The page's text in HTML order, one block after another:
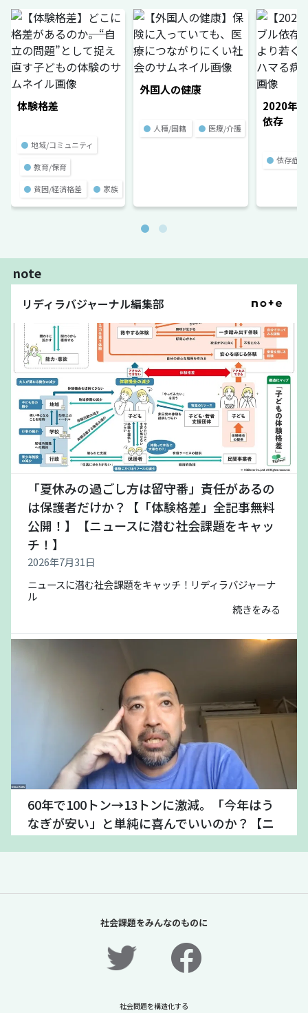
体験格差
● 地域/コミュニティ
● 教育/保育
● 貧困/経済格差 ● 家族
外国人の健康
● 人種/国籍 ● 医療/介護
2020年
依存
● 依存症
note
リディラバジャーナル編集部
「夏休みの過ごし方は留守番」責任があるの
は保護者だけか？【「体験格差」全記事無料
公開！】【ニュースに潜む社会課題をキャッ
チ！】
2026年7月31日
ニュースに潜む社会課題をキャッチ！リディラバジャーナ
ル
続きをみる
60年で100トン→13トンに激減。「今年はう
なぎが安い」と単純に喜んでいいのか？【ニ
ュースに潜む社会課題をキャッチ！】
ル
社会課題をみんなのものに
社会問題を構造化する